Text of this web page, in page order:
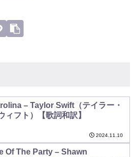
– Taylor Swift（テイラー・
ィフト）【歌詞和訳】
2024.11.10
Of The Party – Shawn